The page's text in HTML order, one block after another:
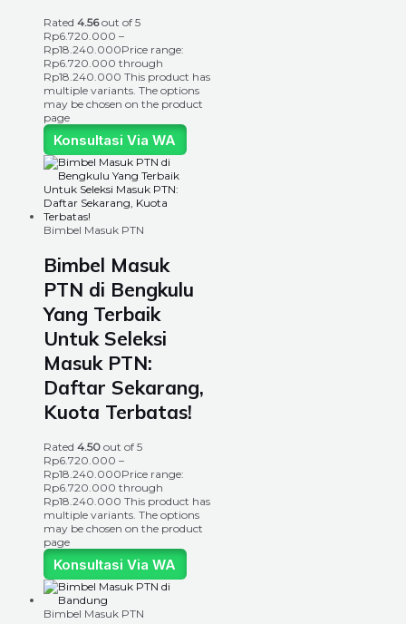
Rated 4.56out of 5
Rp6.720.000 –
Rp18.240.000Price range:
Rp6.720.000 through
Rp18.240.000 This product has
multiple variants. The options
may be chosen on the product
page
Konsultasi Via WA
Bimbel Masuk PTN
Bimbel Masuk
PTN di Bengkulu
Yang Terbaik
Untuk Seleksi
Masuk PTN:
Daftar Sekarang,
Kuota Terbatas!
Rated 4.50 out of 5
Rp6.720.000 –
Rp18.240.000Price range:
Rp6.720.000 through
Rp18.240.000 This product has
multiple variants. The options
may be chosen on the product
page
Konsultasi Via WA
Bimbel Masuk PTN